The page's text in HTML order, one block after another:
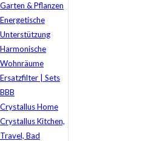
Garten & Pflanzen
Energetische
Unterstützung
Harmonische
Wohnräume
Ersatzfilter | Sets
BBB
Crystallus Home
Crystallus Kitchen,
Travel, Bad